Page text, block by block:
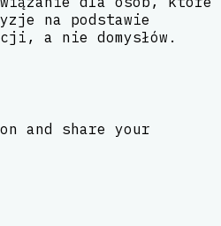
na podstawie
a nie domysłów.
and share your